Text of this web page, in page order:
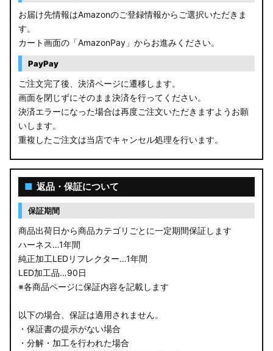
GP5/6 GK3〜6 フィット
MK53S スペーシアカスタム
MA37S/MA27S ソリオ / ソリオ バンディット
MA26S/MA36S ソリオ
ZC33S スイフトスポーツ
LA650S タントカスタム
LA600S タントカスタム
LA150S ムーヴカスタム
LA700S ウェイク
GN0W アウトランダー
GK1W/GK9W エクリプスクロス
CV1W デリカD:5
お届け先情報はAmazonのご登録情報からご選択いただきま
す。
カート画面の「AmazonPay」からお進みください。
PayPay
ご注文完了後、決済ページに遷移します。
画面を閉じずにそのまま決済を行ってください。
決済エラーになった場合は再度ご注文いただきますようお願
いします。
重複したご注文は当店でキャンセル処理を行います。
■ 返品・保証について
保証期間
商品出荷日から商品カテゴリごとに一定期間保証します
ハーネス…1年間
純正加工LEDリフレクター…1年間
LED加工品…90日
※各商品ページに保証内容を記載します
以下の場合、保証は適用されません。
・保証書の提示がない場合
・分解・加工を行われた場合